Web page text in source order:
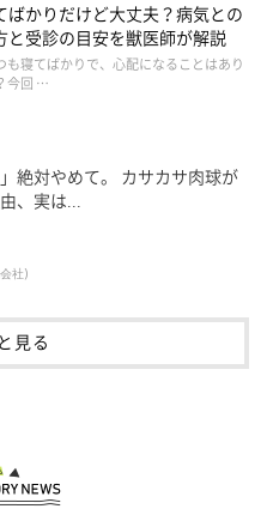
ばかりだけど大丈夫？病気との
と受診の目安を獣医師が解説
も寝てばかりで、心配になることはあり
今回 …
」絶対やめて。 カサカサ肉球が
、実は...
社)
見る